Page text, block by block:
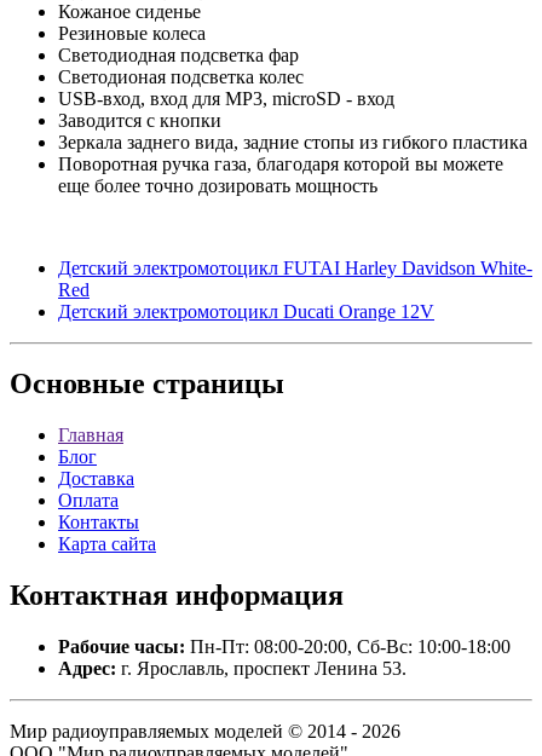
Кожаное сиденье
Резиновые колеса
Светодиодная подсветка фар
Светодионая подсветка колес
USB-вход, вход для MP3, microSD - вход
Заводится с кнопки
Зеркала заднего вида, задние стопы из гибкого пластика
Поворотная ручка газа, благодаря которой вы можете
еще более точно дозировать мощность
Детский электромотоцикл FUTAI Harley Davidson White-
Red
Детский электромотоцикл Ducati Orange 12V
Основные страницы
Главная
Блог
Доставка
Оплата
Контакты
Карта сайта
Контактная информация
Рабочие часы: Пн-Пт: 08:00-20:00, Сб-Вс: 10:00-18:00
Адрес: г. Ярославль, проспект Ленина 53.
Мир радиоуправляемых моделей © 2014 - 2026